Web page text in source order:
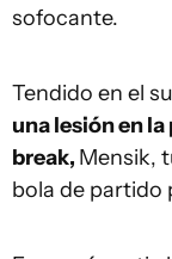
sofocante.
Tendido en el
una lesión en
break, Mensik,
bola de partido